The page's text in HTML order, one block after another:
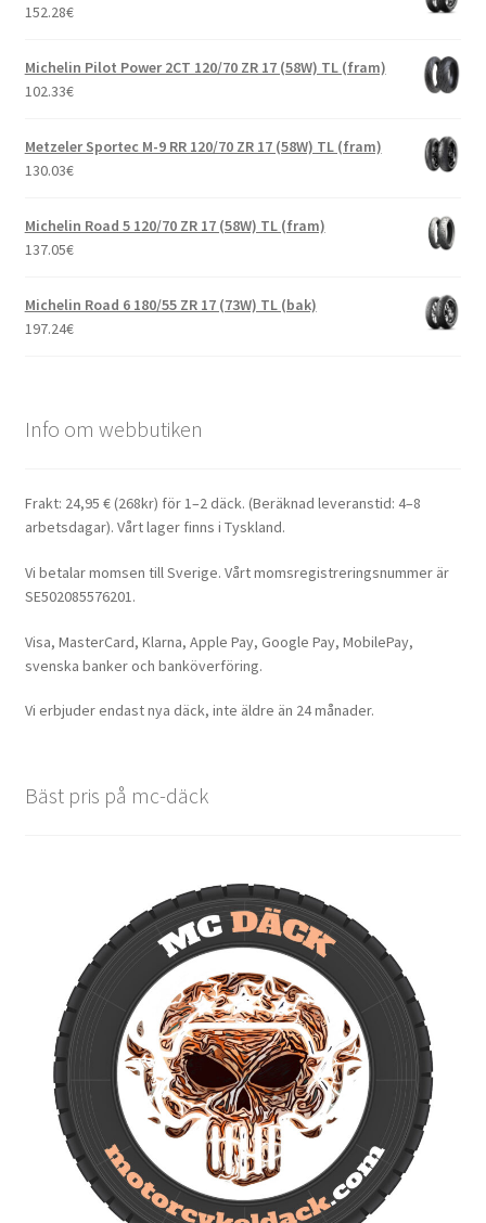
152.28€
Michelin Pilot Power 2CT 120/70 ZR 17 (58W) TL (fram)
102.33€
Metzeler Sportec M-9 RR 120/70 ZR 17 (58W) TL (fram)
130.03€
Michelin Road 5 120/70 ZR 17 (58W) TL (fram)
137.05€
Michelin Road 6 180/55 ZR 17 (73W) TL (bak)
197.24€
Info om webbutiken
Frakt: 24,95 € (268kr) för 1–2 däck. (Beräknad leveranstid: 4–8
arbetsdagar). Vårt lager finns i Tyskland.
Vi betalar momsen till Sverige. Vårt momsregistreringsnummer är
SE502085576201.
Visa, MasterCard, Klarna, Apple Pay, Google Pay, MobilePay,
svenska banker och banköverföring.
Vi erbjuder endast nya däck, inte äldre än 24 månader.
Bäst pris på mc-däck